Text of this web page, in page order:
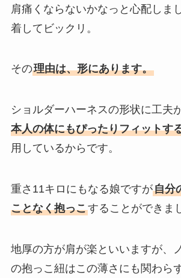
肩痛くならないかなっと心配しま
着してビックリ。
その理由は、形にあります。
ショルダーハーネスの形状に工夫
本人の体にもぴったりフィットす
用しているからです。
重さ11キロにもなる娘ですが自分
ことなく抱っこすることができま
地厚の方が肩が楽といいますが、
の抱っこ紐はこの薄さにも関わら